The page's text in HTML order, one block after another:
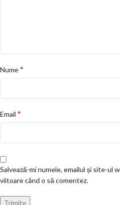
Nume*
Email *
Salvează-mi numele, emailul și site-ul
viitoare când o să comentez.